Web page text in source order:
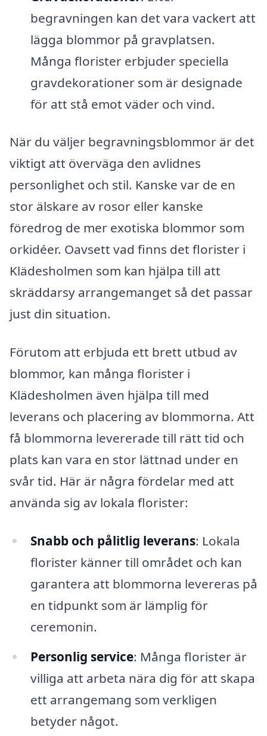
begravningen kan det vara vackert att
lägga blommor på gravplatsen.
Många florister erbjuder speciella
gravdekorationer som är designade
för att stå emot väder och vind.
När du väljer begravningsblommor är det
viktigt att överväga den avlidnes
personlighet och stil. Kanske var de en
stor älskare av rosor eller kanske
föredrog de mer exotiska blommor som
orkidéer. Oavsett vad finns det florister i
Klädesholmen som kan hjälpa till att
skräddarsy arrangemanget så det passar
just din situation.
Förutom att erbjuda ett brett utbud av
blommor, kan många florister i
Klädesholmen även hjälpa till med
leverans och placering av blommorna. Att
få blommorna levererade till rätt tid och
plats kan vara en stor lättnad under en
svår tid. Här är några fördelar med att
använda sig av lokala florister:
Snabb och pålitlig leverans: Lokala
florister känner till området och kan
garantera att blommorna levereras på
en tidpunkt som är lämplig för
ceremonin.
Personlig service: Många florister är
villiga att arbeta nära dig för att skapa
ett arrangemang som verkligen
betyder något.